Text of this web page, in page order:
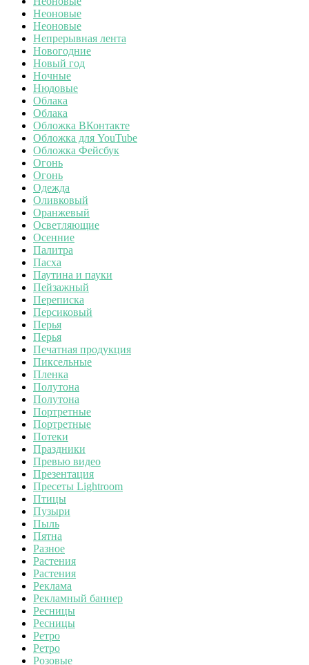
Неоновые
Неоновые
Непрерывная лента
Новогодние
Новый год
Ночные
Нюдовые
Облака
Облака
Обложка ВКонтакте
Обложка для YouTube
Обложка Фейсбук
Огонь
Огонь
Одежда
Оливковый
Оранжевый
Осветляющие
Осенние
Палитра
Пасха
Паутина и пауки
Пейзажный
Переписка
Персиковый
Перья
Перья
Печатная продукция
Пиксельные
Пленка
Полутона
Полутона
Портретные
Портретные
Потеки
Праздники
Превью видео
Презентация
Пресеты Lightroom
Птицы
Пузыри
Пыль
Пятна
Разное
Растения
Растения
Реклама
Рекламный баннер
Ресницы
Ресницы
Ретро
Ретро
Розовые